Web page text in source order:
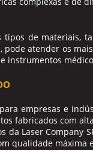
de materiais,
atender os
empresas e
fabricados com
Laser Company
qualidade máxima